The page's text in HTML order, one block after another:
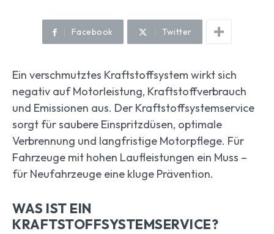
Facebook Twitter
Ein verschmutztes Kraftstoffsystem wirkt sich
negativ auf Motorleistung, Kraftstoffverbrauch
und Emissionen aus. Der Kraftstoffsystemservice
sorgt für saubere Einspritzdüsen, optimale
Verbrennung und langfristige Motorpflege. Für
Fahrzeuge mit hohen Laufleistungen ein Muss –
für Neufahrzeuge eine kluge Prävention.
WAS IST EIN
KRAFTSTOFFSYSTEMSERVICE?